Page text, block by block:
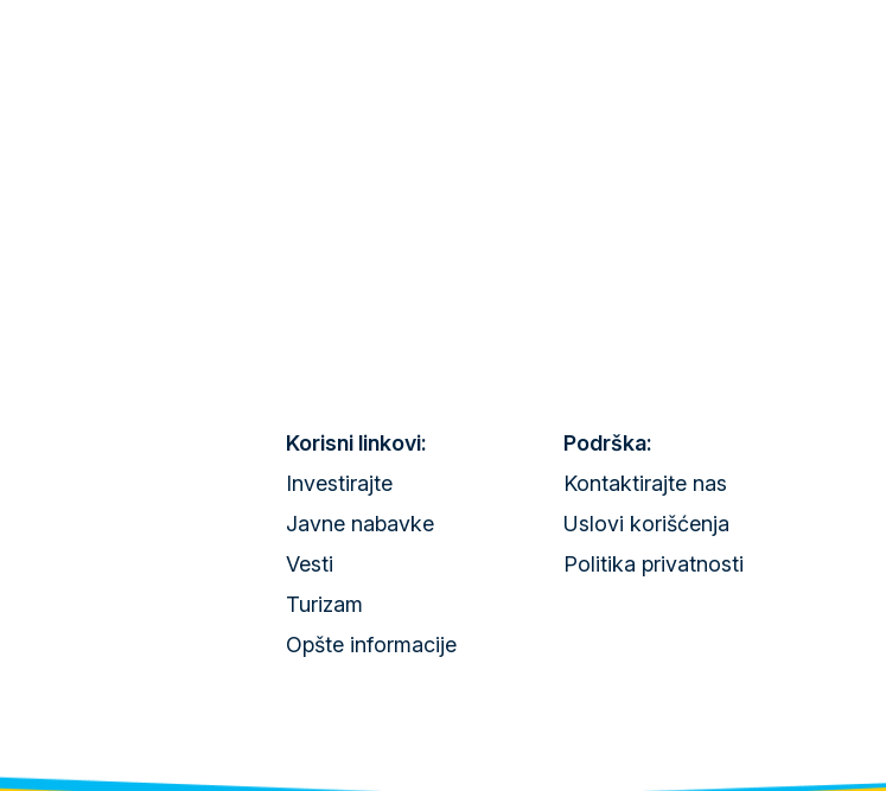
Korisni linkovi:
Investirajte
Javne nabavke
Vesti
Turizam
Opšte informacije
Podrška:
Kontaktirajte nas
Uslovi korišćenja
Politika privatnosti